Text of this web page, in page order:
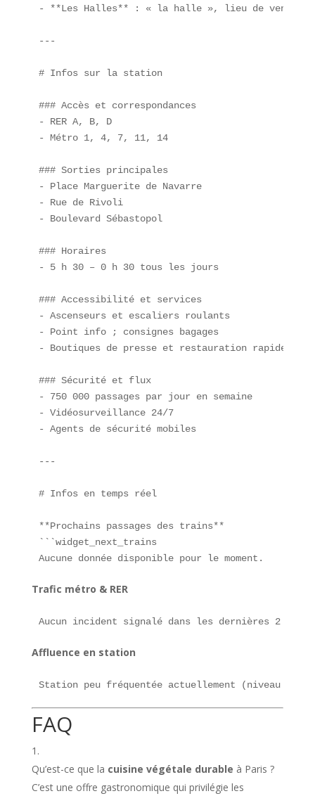
- **Les Halles** : « la halle », lieu de vente
---
# Infos sur la station
### Accès et correspondances
- RER A, B, D
- Métro 1, 4, 7, 11, 14
### Sorties principales
- Place Marguerite de Navarre
- Rue de Rivoli
- Boulevard Sébastopol
### Horaires
- 5 h 30 – 0 h 30 tous les jours
### Accessibilité et services
- Ascenseurs et escaliers roulants
- Point info ; consignes bagages
- Boutiques de presse et restauration rapide
### Sécurité et flux
- 750 000 passages par jour en semaine
- Vidéosurveillance 24/7
- Agents de sécurité mobiles
---
# Infos en temps réel
**Prochains passages des trains**
```widget_next_trains
Aucune donnée disponible pour le moment.
Trafic métro & RER
Aucun incident signalé dans les dernières 2
Affluence en station
Station peu fréquentée actuellement (niveau bas).
FAQ
Qu’est-ce que la cuisine végétale durable à Paris ?
C’est une offre gastronomique qui privilégie les